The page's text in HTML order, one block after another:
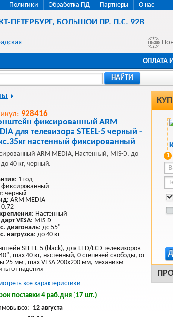
Политики Обработка ПД Партнеры
О нас
ПЕТЕРБУРГ, БОЛЬШОЙ ПР. П.С. 92В
ОПЛАТА
НАЙТИ
1
928416
фиксированный ARM
для телевизора STEEL-5 черный -
настенный фиксированный
ARM MEDIA, Настенный, MIS-D, до
40 кг, черный.
: 1 год
фиксированный
: черный
: ARM MEDIA
0.72
: Настенный
VESA: MIS-D
диагональ: до 55"
нагрузка: до 40 кг
STEEL-5 (black), для LED/LCD телевизоров
max 40 кг, настенный, 0 степеней свободы, от
25 мм , max VESA 200x200 мм, механизм
от падения
все характеристики
поставки 4 раб.дня (17 шт.)
12 августа